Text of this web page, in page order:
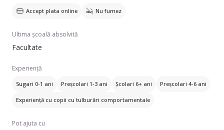
Accept plata online Nu fumez
Ultima școală absolvită
Facultate
Experiență
Sugari 0-1 ani Preșcolari 1-3 ani Școlari 6+ ani Preșcolari 4-6 ani
Experiență cu copii cu tulburări comportamentale
Pot ajuta cu